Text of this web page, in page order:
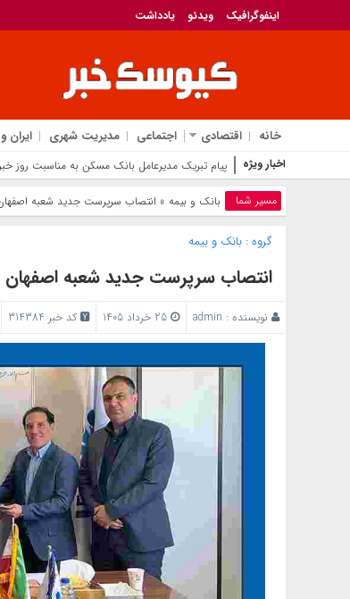
اینفوگرافیک ویدئو یادداشت
خانه اقتصادی اجتماعی مدیریت شهری ایران
اخبار ویژه ارتقا
مسیر شما بانک‌ و بیمه » انتصاب سرپرست جدید شعبه
گروه :بانک‌ و بیمه
انتصاب سرپرست جدید شعبه
نویسنده : admin کد خبر 314384